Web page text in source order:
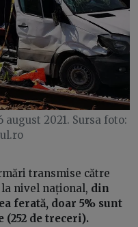
2021. Sursa foto:
transmise către
la nivel național, din
ferată, doar 5% sunt
(252 de treceri).